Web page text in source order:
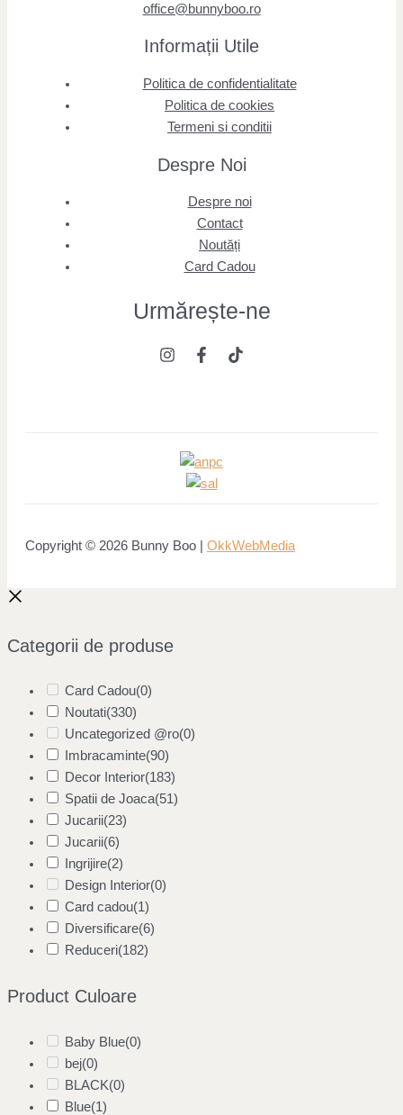
office@bunnyboo.ro
Informații Utile
Politica de confidentialitate
Politica de cookies
Termeni si conditii
Despre Noi
Despre noi
Contact
Noutăți
Card Cadou
Urmărește-ne
Copyright © 2026 Bunny Boo | OkkWebMedia
Categorii de produse
Card Cadou(0)
Noutati(330)
Uncategorized @ro(0)
Imbracaminte(90)
Decor Interior(183)
Spatii de Joaca(51)
Jucarii(23)
Jucarii(6)
Ingrijire(2)
Design Interior(0)
Card cadou(1)
Diversificare(6)
Reduceri(182)
Product Culoare
Baby Blue(0)
bej(0)
BLACK(0)
Blue(1)